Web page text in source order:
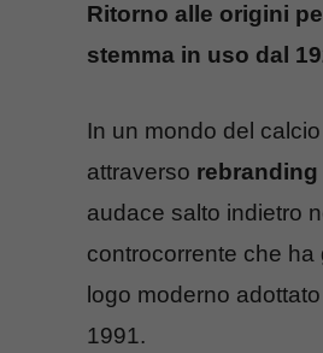
Ritorno alle origini
stemma in uso dal
In un mondo del
attraverso rebranding
audace salto indietro
controcorrente che
logo moderno
1991.